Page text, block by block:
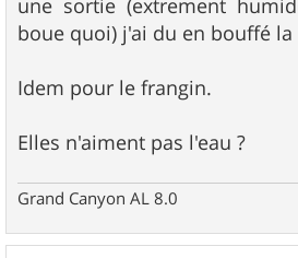
e
boue quoi) j'ai du en bouffé
Idem pour le frangin.
Elles n'aiment pas l'eau ?
Grand Canyon AL 8.0